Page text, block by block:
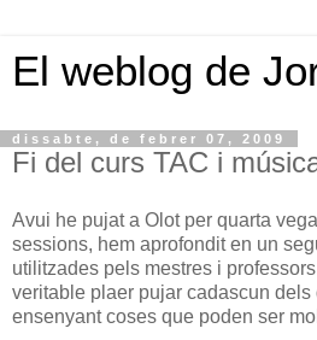
El weblog de
dissabte, de febrer 07, 2009
Fi del curs TAC i
Avui he pujat a Olot per quarta
sessions, hem aprofondit en un
utilitzades pels mestres i
veritable plaer pujar cadascun dels
ensenyant coses que poden ser